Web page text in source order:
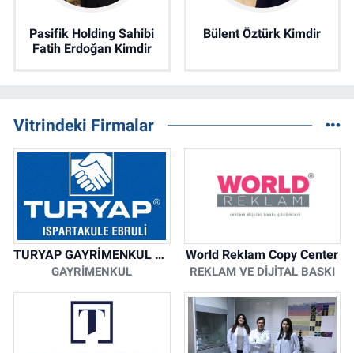
Pasifik Holding Sahibi
Fatih Erdoğan Kimdir
Bülent Öztürk Kimdir
Vitrindeki Firmalar
TURYAP GAYRİMENKUL DANIŞMANLIK HİZMETLERİ
GAYRIMENKUL
World Reklam Copy Center
REKLAM VE DIJITAL BASKI